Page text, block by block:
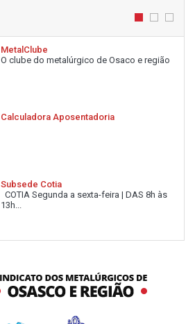
MetalClube
O clube do metalúrgico de Osaco e região
Calculadora Aposentadoria
Subsede Cotia
COTIA Segunda a sexta-feira | DAS 8h às
13h...